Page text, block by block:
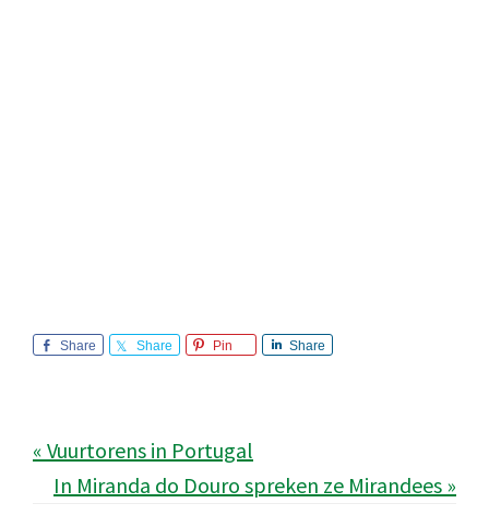
Share Share Pin Share
« Vuurtorens in Portugal
In Miranda do Douro spreken ze Mirandees »